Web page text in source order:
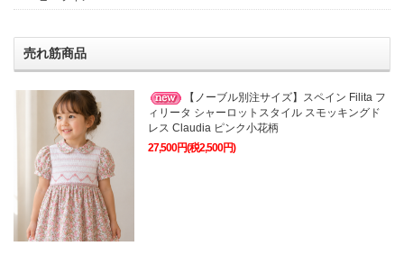
売れ筋商品
【ノーブル別注サイズ】スペイン Filita フ
ィリータ シャーロットスタイル スモッキングド
レス Claudia ピンク小花柄
27,500円(税2,500円)